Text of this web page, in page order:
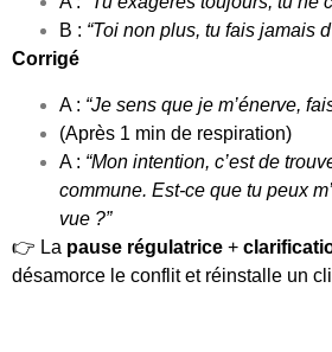
B : “Toi non plus, tu fais jamais
Corrigé
A : “Je sens que je m’énerve,
(Après 1 min de respiration)
A : “Mon intention, c’est de
commune. Est-ce que tu peux
vue ?”
👉 La pause régulatrice +
désamorce le conflit et réinstalle un